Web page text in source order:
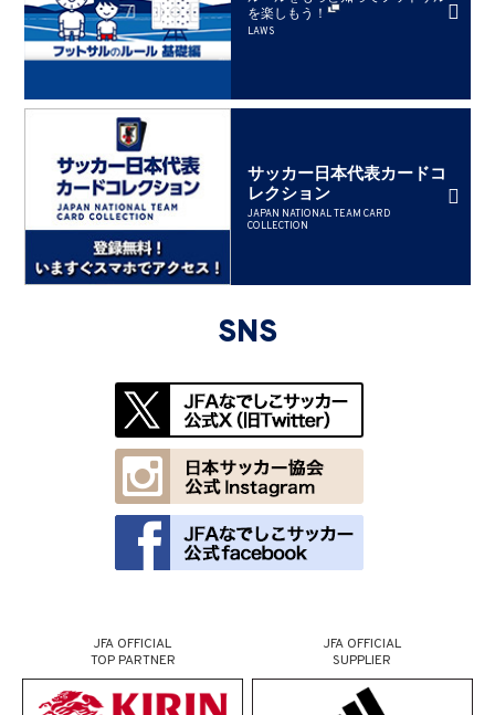
を楽しもう！
LAWS
サッカー日本代表カードコ
レクション
JAPAN NATIONAL TEAM CARD
COLLECTION
SNS
JFA OFFICIAL
TOP PARTNER
JFA OFFICIAL
SUPPLIER